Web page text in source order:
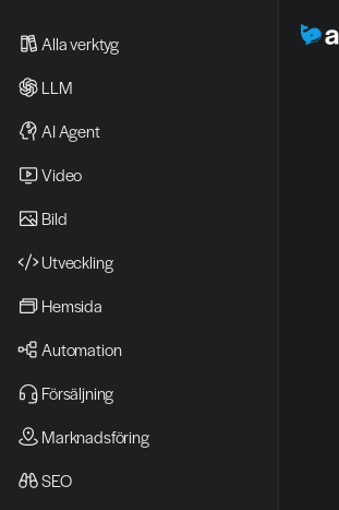
Alla verktyg
LLM
AI Agent
Video
Bild
Utveckling
Hemsida
Automation
Försäljning
Marknadsföring
SEO